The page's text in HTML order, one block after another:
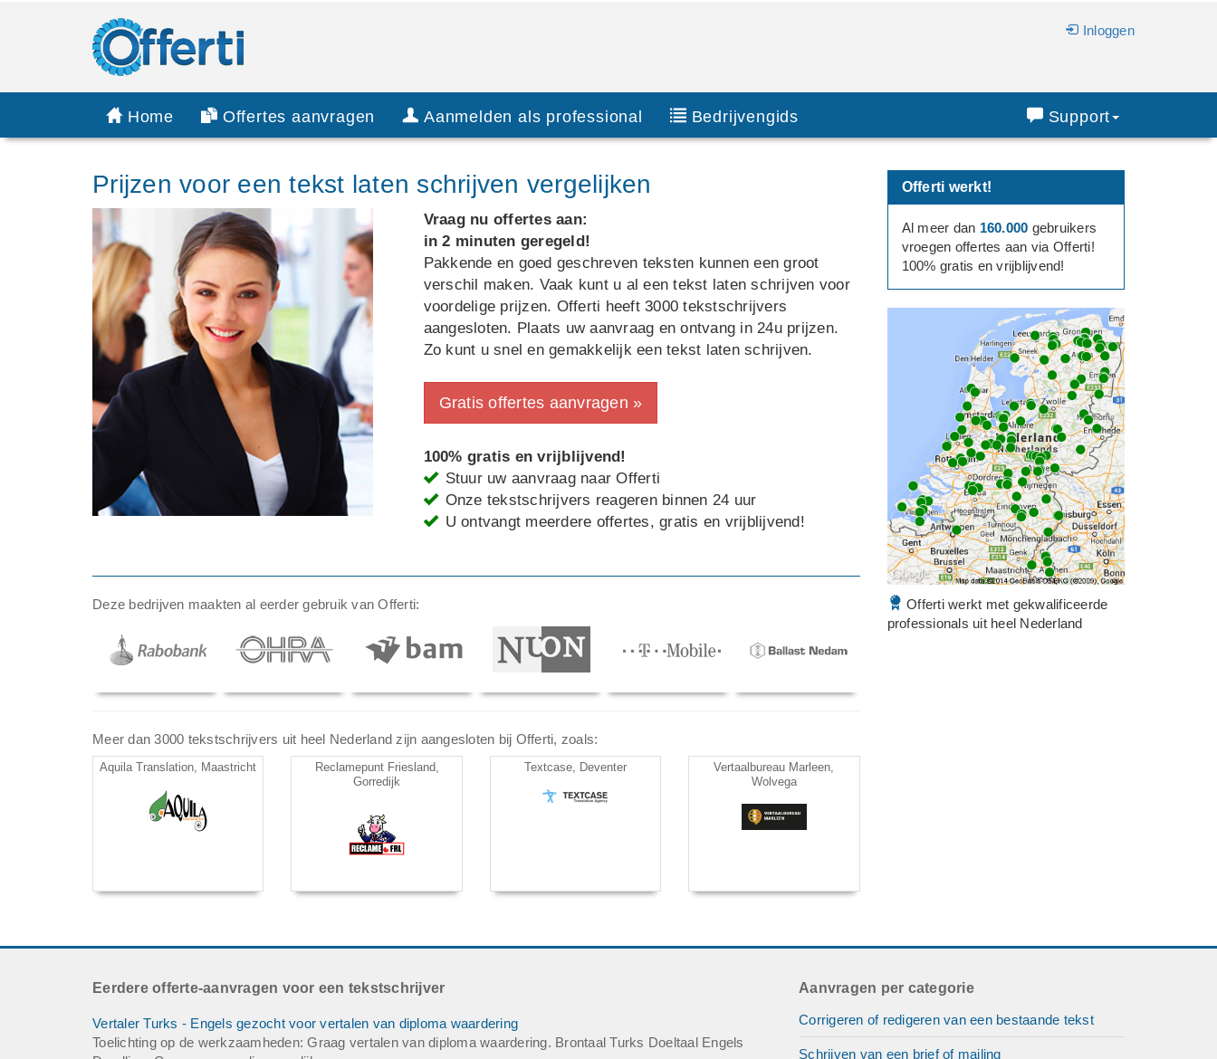
Inloggen
Home Offertes aanvragen Aanmelden als professional Bedrijvengids Support
Prijzen voor een tekst laten schrijven vergelijken
Vraag nu offertes aan:
in 2 minuten geregeld!
Pakkende en goed geschreven teksten kunnen een groot
verschil maken. Vaak kunt u al een tekst laten schrijven voor
voordelige prijzen. Offerti heeft 3000 tekstschrijvers
aangesloten. Plaats uw aanvraag en ontvang in 24u prijzen.
Zo kunt u snel en gemakkelijk een tekst laten schrijven.
Gratis offertes aanvragen »
100% gratis en vrijblijvend!
Stuur uw aanvraag naar Offerti
Onze tekstschrijvers reageren binnen 24 uur
U ontvangt meerdere offertes, gratis en vrijblijvend!
Deze bedrijven maakten al eerder gebruik van Offerti:
Meer dan 3000 tekstschrijvers uit heel Nederland zijn aangesloten bij Offerti, zoals:
Aquila Translation, Maastricht
Reclamepunt Friesland,
Gorredijk
Textcase, Deventer
Vertaalbureau Marleen,
Wolvega
Offerti werkt!
Al meer dan 160.000 gebruikers
vroegen offertes aan via Offerti!
100% gratis en vrijblijvend!
Offerti werkt met gekwalificeerde
professionals uit heel Nederland
Eerdere offerte-aanvragen voor een tekstschrijver
Vertaler Turks - Engels gezocht voor vertalen van diploma waardering
Toelichting op de werkzaamheden: Graag vertalen van diploma waardering. Brontaal Turks Doeltaal Engels
Aanvragen per categorie
Corrigeren of redigeren van een bestaande tekst
Schrijven van een brief of mailing